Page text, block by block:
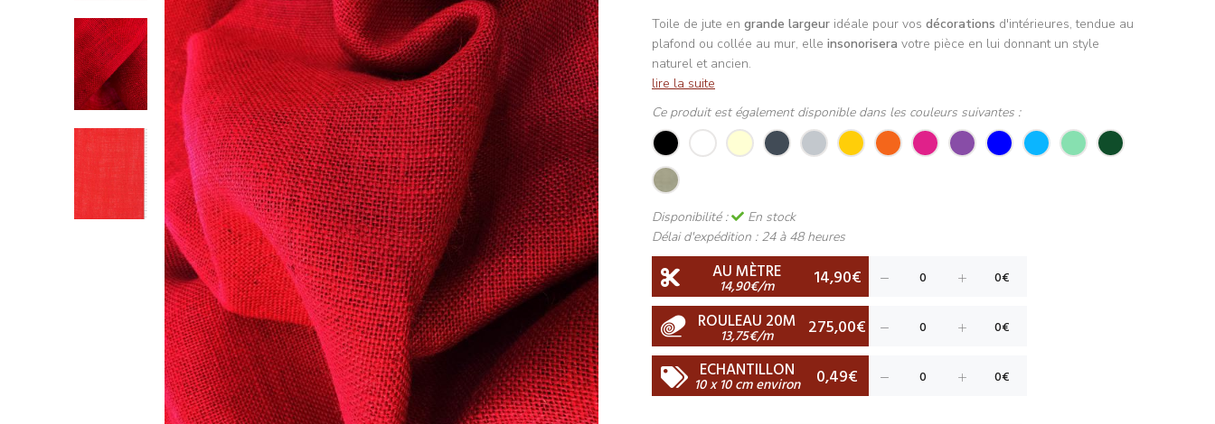
Toile de jute en grande largeur idéale pour vos décorations d'intérieures, tendue au
plafond ou collée au mur, elle insonorisera votre pièce en lui donnant un style
naturel et ancien.
lire la suite
Ce produit est également disponible dans les couleurs suivantes :
Disponibilité :
En stock
Délai d'expédition : 24 à 48 heures
AU MÈTRE
14,90€/m 14,90€
ROULEAU 20M
13,75€/m 275,00€
ECHANTILLON
10 x 10 cm environ 0,49€